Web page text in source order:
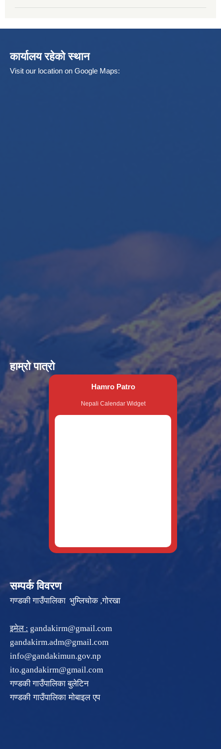
कार्यालय रहेको स्थान
Visit our location on Google Maps:
हाम्रो पात्रो
Hamro Patro
Nepali Calendar Widget
सम्पर्क विवरण
गण्डकी गाउँपालिका भुम्लिचोक ,गोरखा
इमेल : gandakirm@gmail.com
gandakirm.adm@gmail.com
info@gandakimun.gov.np
ito.gandakirm@gmail.com
गण्डकी गाउँपालिका बुलेटिन
गण्डकी गाउँपालिका मोबाइल एप